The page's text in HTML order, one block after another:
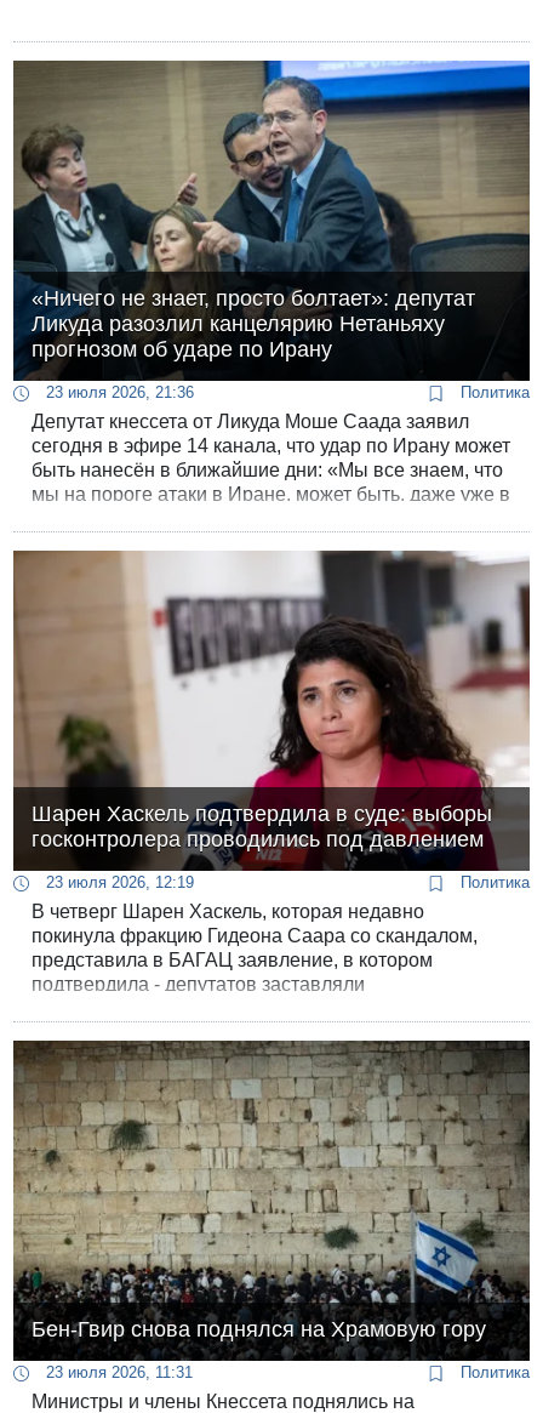
«Ничего не знает, просто болтает»: депутат
Ликуда разозлил канцелярию Нетаньяху
прогнозом об ударе по Ирану
23 июля 2026, 21:36 Политика
Депутат кнессета от Ликуда Моше Саада заявил
сегодня в эфире 14 канала, что удар по Ирану может
быть нанесён в ближайшие дни: «Мы все знаем, что
мы на пороге атаки в Иране, может быть, даже уже в
Шарен Хаскель подтвердила в суде: выборы
госконтролера проводились под давлением
23 июля 2026, 12:19 Политика
В четверг Шарен Хаскель, которая недавно
покинула фракцию Гидеона Саара со скандалом,
представила в БАГАЦ заявление, в котором
подтвердила - депутатов заставляли
Бен-Гвир снова поднялся на Храмовую гору
23 июля 2026, 11:31 Политика
Министры и члены Кнессета поднялись на